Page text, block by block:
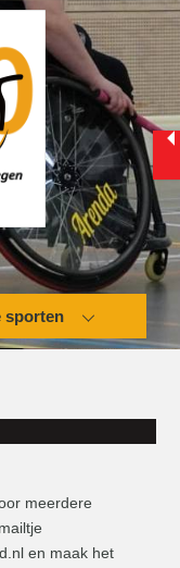
sporten
meerdere
en maak het